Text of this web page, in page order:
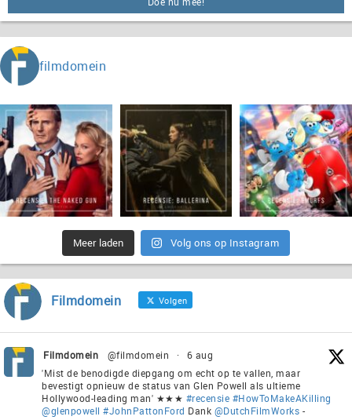
filmdomein
Meer laden Volg ons op Instagram
Filmdomein Volgen
Filmdomein @filmdomein ·
6 aug
'Mist de benodigde diepgang om echt op te vallen, maar
bevestigt opnieuw de status van Glen Powell als ultieme
Hollywood-leading man' ★★★ #recensie #HowToMakeAKilling
@glenpowell #JohnPattonFord Dank @DutchFilmWorks -